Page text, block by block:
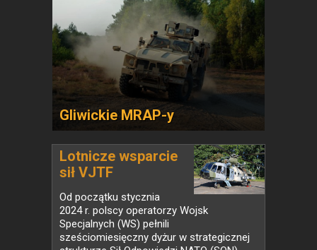
Gliwickie MRAP-y
Lotnicze wsparcie
sił VJTF
Od początku stycznia
2024 r. polscy operatorzy Wojsk
Specjalnych (WS) pełnili
sześciomiesięczny dyżur w strategicznej